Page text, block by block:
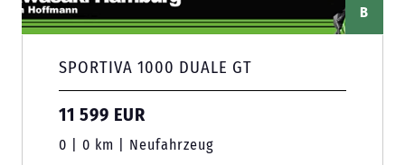
B
SPORTIVA 1000 DUALE GT
11 599 EUR
0 | 0 km | Neufahrzeug